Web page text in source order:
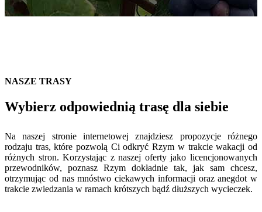
NASZE TRASY
Wybierz odpowiednią trasę dla siebie
Na naszej stronie internetowej znajdziesz propozycje różnego
rodzaju tras, które pozwolą Ci odkryć Rzym w trakcie wakacji od
różnych stron. Korzystając z naszej oferty jako licencjonowanych
przewodników, poznasz Rzym dokładnie tak, jak sam chcesz,
otrzymując od nas mnóstwo ciekawych informacji oraz anegdot w
trakcie zwiedzania w ramach krótszych bądź dłuższych wycieczek.